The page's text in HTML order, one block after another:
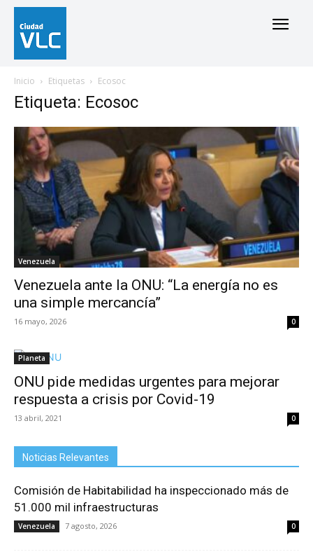
Inicio Etiquetas Ecosoc
Etiqueta: Ecosoc
Venezuela
Venezuela ante la ONU: “La energía no es
una simple mercancía”
16 mayo, 2026 0
Planeta
ONU pide medidas urgentes para mejorar
respuesta a crisis por Covid-19
13 abril, 2021 0
Noticias Relevantes
Comisión de Habitabilidad ha inspeccionado más de
51.000 mil infraestructuras
Venezuela 7 agosto, 2026 0